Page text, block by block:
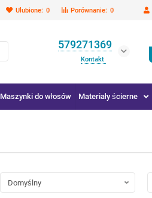
Porównanie: 0
Ulubione: 0
579271369
Kontakt
Maszynki do włosów Materiały ścierne